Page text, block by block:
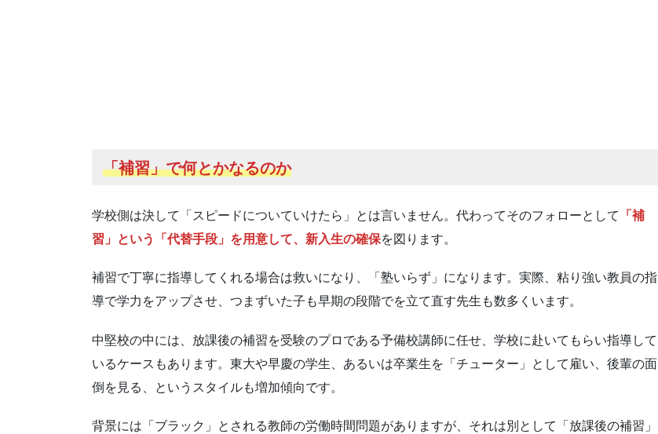
「補習」で何とかなるのか
学校側は決して「スピードについていけたら」とは言いません。代わってそのフォローとして
「補
習」という「代替手段」を用意して、新入生の確保を図ります。
補習で丁寧に指導してくれる場合は救いになり、「塾いらず」になります。実際、粘り強い教員の指
導で学力をアップさせ、つまずいた子も早期の段階でを立て直す先生も数多くいます。
中堅校の中には、放課後の補習を受験のプロである予備校講師に任せ、学校に赴いてもらい指導して
いるケースもあります。東大や早慶の学生、あるいは卒業生を「チューター」として雇い、後輩の面
倒を見る、というスタイルも増加傾向です。
背景には「ブラック」とされる教師の労働時間問題がありますが、それは別として「放課後の補習」